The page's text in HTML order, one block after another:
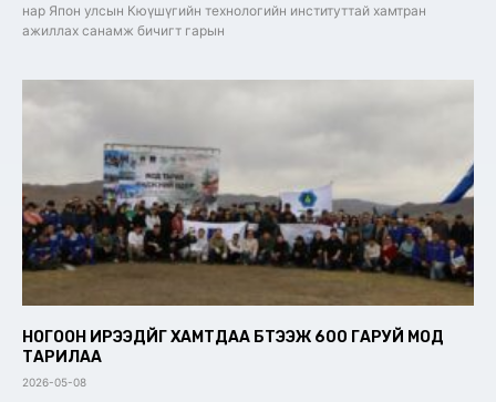
нар Япон улсын Кюүшүгийн технологийн институттай хамтран
ажиллах санамж бичигт гарын
НОГООН ИРЭЭДҮЙГ ХАМТДАА БҮТЭЭЖ 600 ГАРУЙ МОД
ТАРИЛАА
2026-05-08